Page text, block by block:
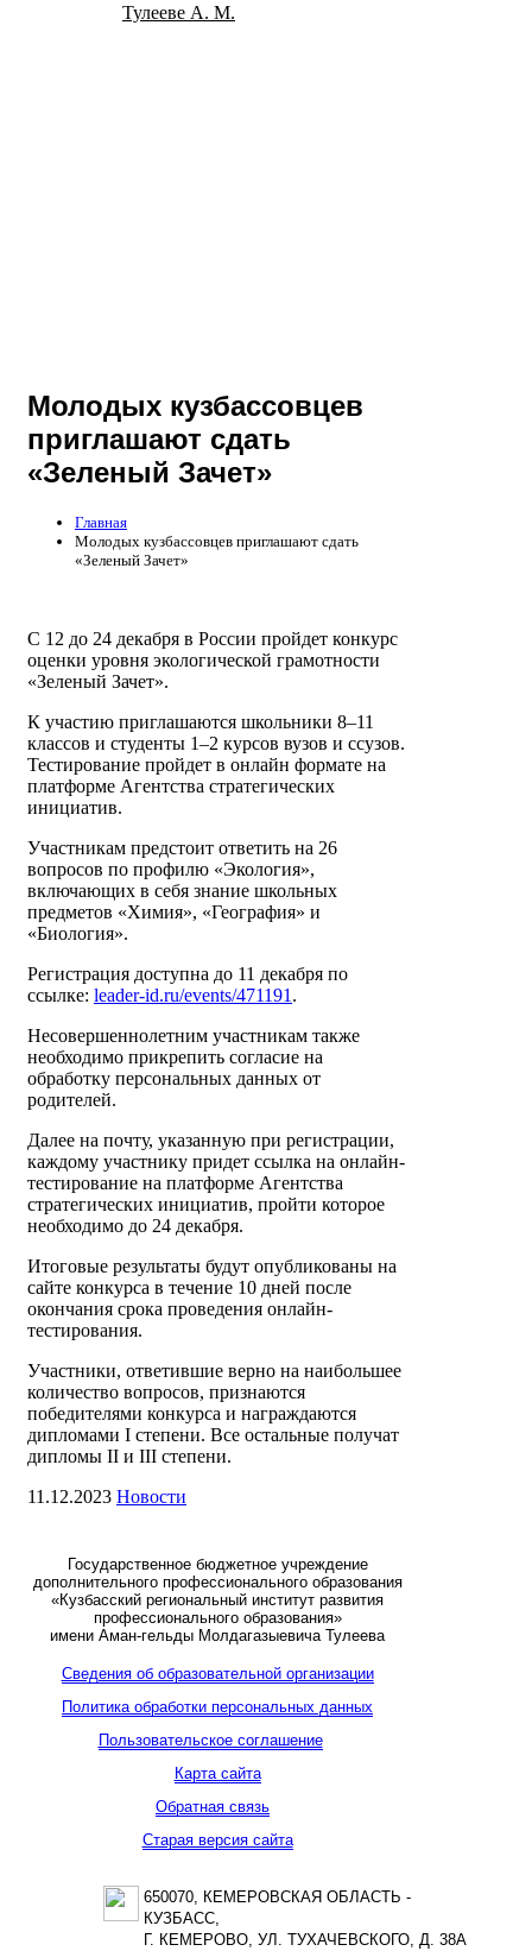
Тулееве А. М.
Молодых кузбассовцев
приглашают сдать
«Зеленый Зачет»
Главная
Молодых кузбассовцев приглашают сдать
«Зеленый Зачет»
С 12 до 24 декабря в России пройдет конкурс
оценки уровня экологической грамотности
«Зеленый Зачет».
К участию приглашаются школьники 8–11
классов и студенты 1–2 курсов вузов и ссузов.
Тестирование пройдет в онлайн формате на
платформе Агентства стратегических
инициатив.
Участникам предстоит ответить на 26
вопросов по профилю «Экология»,
включающих в себя знание школьных
предметов «Химия», «География» и
«Биология».
Регистрация доступна до 11 декабря по
ссылке: leader-id.ru/events/471191 .
Несовершеннолетним участникам также
необходимо прикрепить согласие на
обработку персональных данных от
родителей.
Далее на почту, указанную при регистрации,
каждому участнику придет ссылка на онлайн-
тестирование на платформе Агентства
стратегических инициатив, пройти которое
необходимо до 24 декабря.
Итоговые результаты будут опубликованы на
сайте конкурса в течение 10 дней после
окончания срока проведения онлайн-
тестирования.
Участники, ответившие верно на наибольшее
количество вопросов, признаются
победителями конкурса и награждаются
дипломами I степени. Все остальные получат
дипломы II и III степени.
11.12.2023 Новости
Государственное бюджетное учреждение
дополнительного профессионального образования
«Кузбасский региональный институт развития
профессионального образования»
имени Аман-гельды Молдагазыевича Тулеева
Сведения об образовательной организации
Политика обработки персональных данных
Пользовательское соглашение
Карта сайта
Обратная связь
Старая версия сайта
650070, КЕМЕРОВСКАЯ ОБЛАСТЬ -
КУЗБАСС,
Г. КЕМЕРОВО, УЛ. ТУХАЧЕВСКОГО, Д. 38А